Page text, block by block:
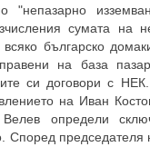
"непазарно
сумата на
българско
на база
си договори с
на Иван
определи
Според председателя